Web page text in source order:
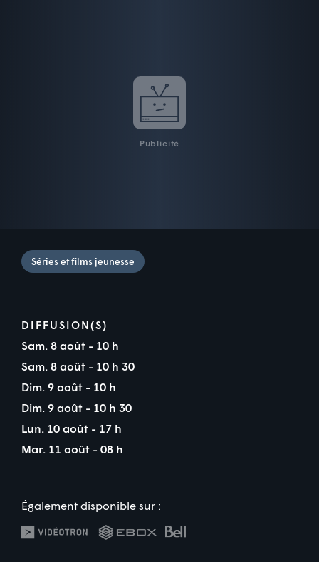
Publicité
Séries et films jeunesse
DIFFUSION(S)
Sam. 8 août - 10 h
Sam. 8 août - 10 h 30
Dim. 9 août - 10 h
Dim. 9 août - 10 h 30
Lun. 10 août - 17 h
Mar. 11 août - 08 h
Également disponible sur :